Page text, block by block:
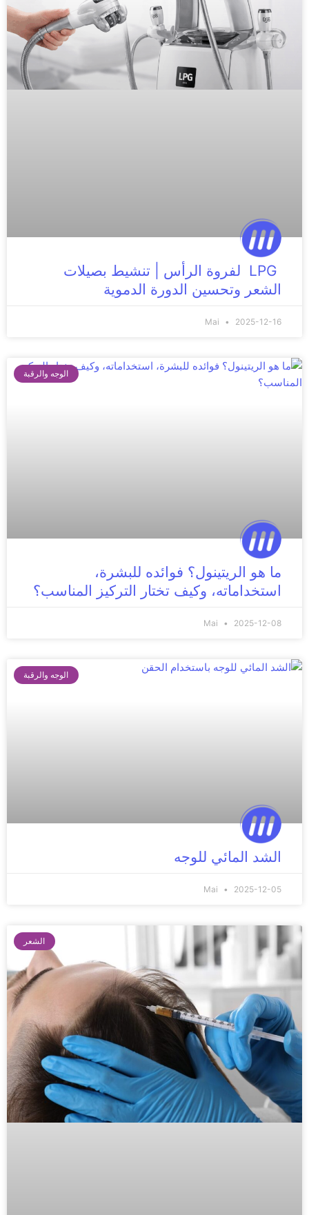
LPG لفروة الرأس | تنشيط بصيلات
الشعر وتحسين الدورة الدموية
Mai 2025-12-16
الوجه والرقبة
ما هو الريتينول؟ فوائده للبشرة،
استخداماته، وكيف تختار التركيز المناسب؟
Mai 2025-12-08
الوجه والرقبة
الشد المائي للوجه
Mai 2025-12-05
الشعر